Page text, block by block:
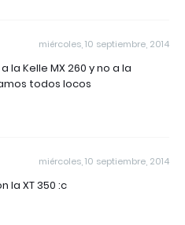
miércoles, 10 septiembre, 2014
la Kelle MX 260 y no a la
todos locos
miércoles, 10 septiembre, 2014
la XT 350 :c